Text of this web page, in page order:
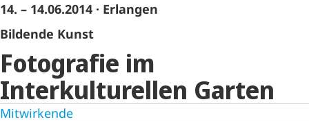
14. – 14.06.2014 · Erlangen
Bildende Kunst
Fotografie im
Interkulturellen Garten
Mitwirkende